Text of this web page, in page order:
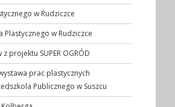
w Rudziczce
Plastycznego w Rudziczce
projektu SUPER OGRÓD
wystawa prac plastycznych
Publicznego w Suszcu